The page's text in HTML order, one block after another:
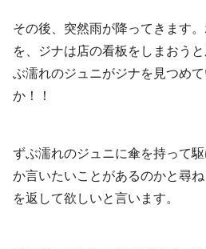
その後、突然雨が降ってきます
を、ジナは店の看板をしまおう
ぶ濡れのジュニがジナを見つめ
か！！
ずぶ濡れのジュニに傘を持って
か言いたいことがあるのかと尋
を返して欲しいと言います。